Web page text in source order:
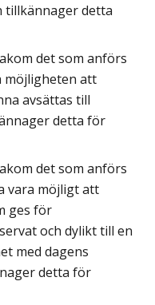
tillkännager detta
det som anförs
möjligheten att
avsättas till
detta för
det som anförs
vara möjligt att
ges för
och dylikt till en
med dagens
detta för